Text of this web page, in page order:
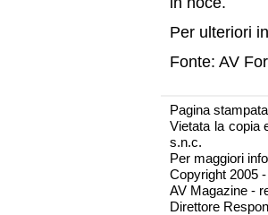
Per ulteriori
Fonte: AV
Pagina
Vietata la copia
s.n.c.
Per maggiori
Copyright 2005
AV Magazine -
Direttore